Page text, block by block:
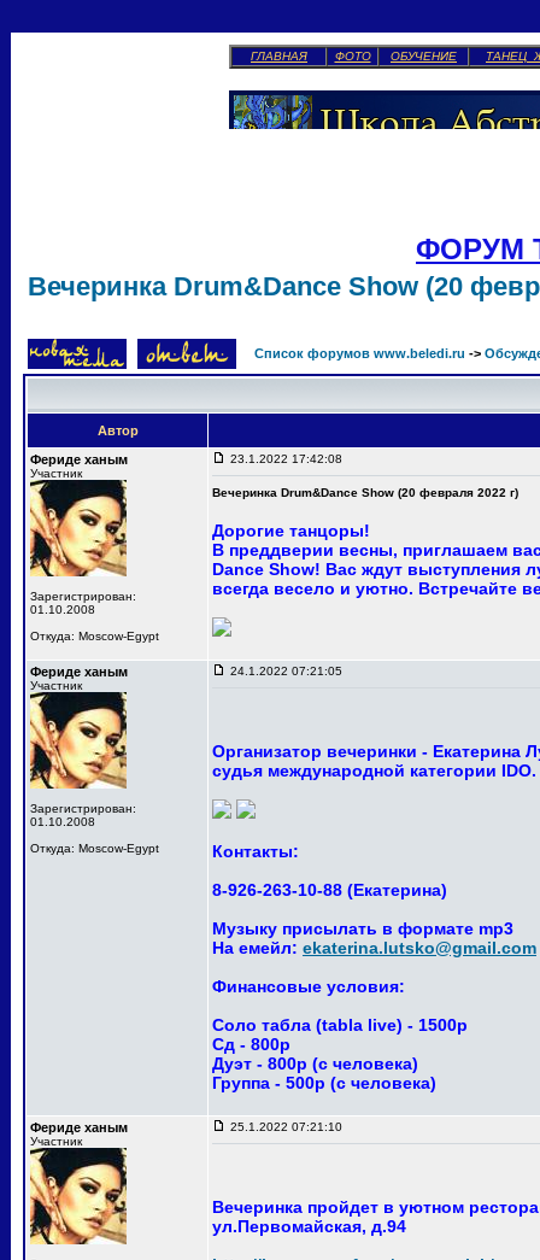
ГЛАВНАЯ ФОТО ОБУЧЕНИЕ ТАНЕЦ
ФОРУМ
Вечеринка Drum&Dance Show (20
Список форумов www.beledi.ru ->
Автор
Фериде ханым
Участник
Зарегистрирован:
01.10.2008
Откуда: Moscow-Egypt
23.1.2022 17:42:08
Вечеринка Drum&Dance Show (20 февраля 2022 г)
Дорогие танцоры!
В преддверии весны, приглашаем
Dance Show! Вас ждут выступления
всегда весело и уютно. Встречайте
Фериде ханым
Участник
Зарегистрирован:
01.10.2008
Откуда: Moscow-Egypt
24.1.2022 07:21:05
Организатор вечеринки -
судья международной категории
Контакты:
8-926-263-10-88 (Екатерина)
Музыку присылать в формате mp3
На емейл: ekaterina.lutsko@gmail.com
Финансовые условия:
Соло табла (tabla live) - 1500р
Сд - 800р
Дуэт - 800р (с человека)
Группа - 500р (с человека)
Фериде ханым
Участник
25.1.2022 07:21:10
Вечеринка пройдет в уютном
ул.Первомайская, д.94